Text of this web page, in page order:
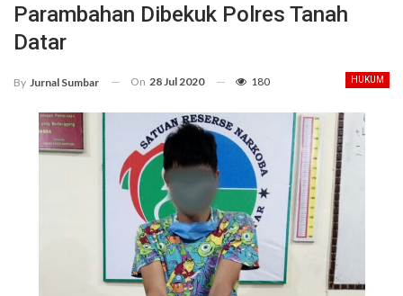
Parambahan Dibekuk Polres Tanah
Datar
HUKUM
By Jurnal Sumbar On 28 Jul 2020 180